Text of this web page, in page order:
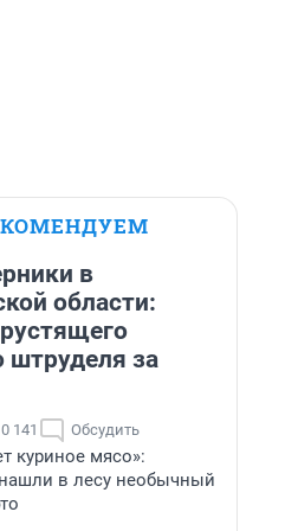
в
области:
штруделя за
141 Обсудить
куриное мясо»:
в лесу необычный